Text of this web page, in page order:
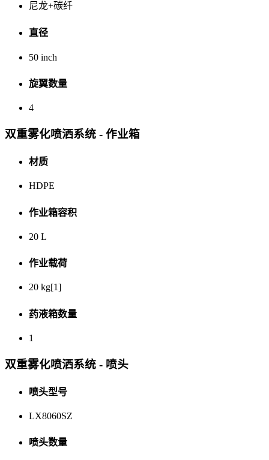
尼龙+碳纤
直径
50 inch
旋翼数量
4
双重雾化喷洒系统 - 作业箱
材质
HDPE
作业箱容积
20 L
作业载荷
20 kg[1]
药液箱数量
1
双重雾化喷洒系统 - 喷头
喷头型号
LX8060SZ
喷头数量